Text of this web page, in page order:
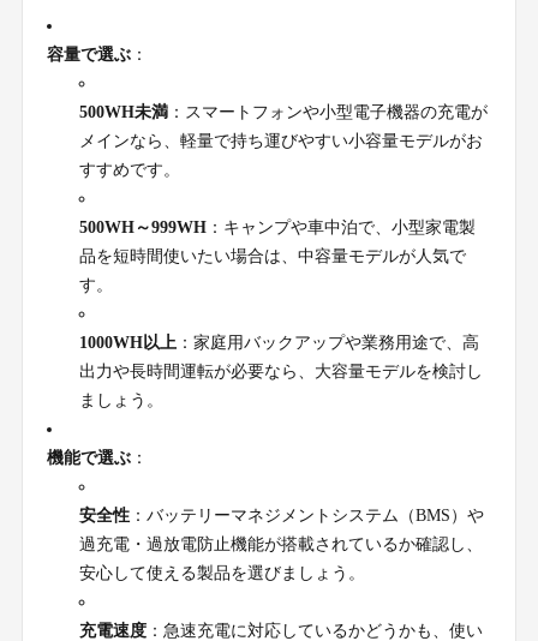
容量で選ぶ：
500WH未満：スマートフォンや小型電子機器の充電が
メインなら、軽量で持ち運びやすい小容量モデルがお
すすめです。
500WH～999WH：キャンプや車中泊で、小型家電製
品を短時間使いたい場合は、中容量モデルが人気で
す。
1000WH以上 ：家庭用バックアップや業務用途で、高
出力や長時間運転が必要なら、大容量モデルを検討し
ましょう。
機能で選ぶ：
安全性：バッテリーマネジメントシステム（BMS）や
過充電・過放電防止機能が搭載されているか確認し、
安心して使える製品を選びましょう。
充電速度：急速充電に対応しているかどうかも、使い